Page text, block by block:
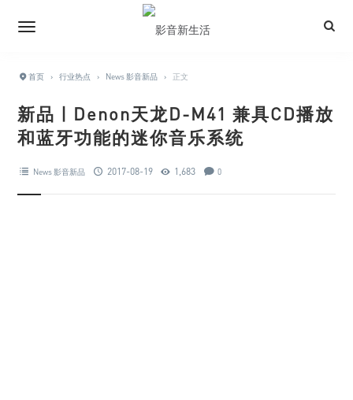
首页 › 行业热点 › News 影音新品 › 正文
新品 | Denon天龙D-M41 兼具CD播放
和蓝牙功能的迷你音乐系统
News 影音新品 2017-08-19 1,683 0